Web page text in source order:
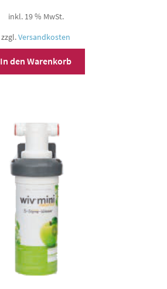
inkl. 19 % MwSt.
zzgl.Versandkosten
In den Warenkorb